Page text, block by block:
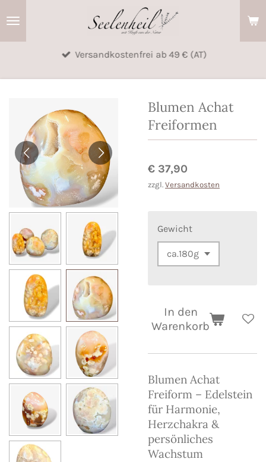
Versandkostenfrei ab 49 € (AT)
Blumen Achat
Freiformen
€ 37,90
zzgl. Versandkosten
Gewicht
In den
Warenkorb
Blumen Achat
Freiform – Edelstein
für Harmonie,
Herzchakra &
persönliches
Wachstum